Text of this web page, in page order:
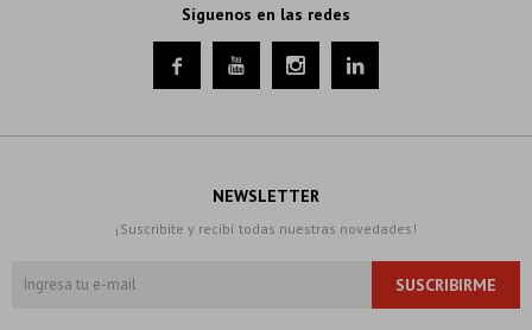
Síguenos en las redes
   
NEWSLETTER
¡Suscribite y recibí todas nuestras novedades!
SUSCRIBIRME